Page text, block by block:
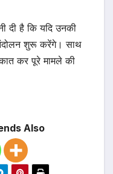
दी है कि यदि उनकी
आंदोलन शुरू करेंगे। साथ
कर पूरे मामले की
Also